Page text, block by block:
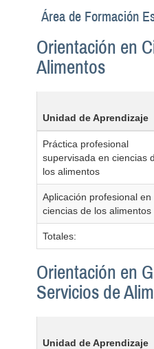
Área de Formación
Orientación en
Alimentos
Unidad de Aprendizaje
Práctica profesional
supervisada en ciencias
los alimentos
Aplicación profesional en
ciencias de los alimentos
Totales:
Orientación en
Servicios de
Unidad de Aprendizaje